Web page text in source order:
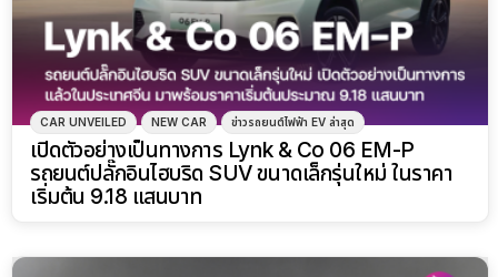
CAR UNVEILED NEW CAR ข่าวรถยนต์ไฟฟ้า EV ล่าสุด
เปิดตัวอย่างเป็นทางการ Lynk & Co 06 EM-P
รถยนต์ปลั๊กอินไฮบริด SUV ขนาดเล็กรุ่นใหม่ ในราคา
เริ่มต้น 9.18 แสนบาท